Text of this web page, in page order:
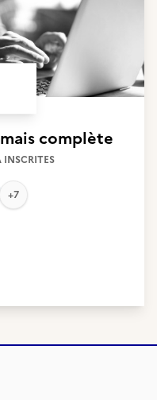
complète
INSCRITES
+7